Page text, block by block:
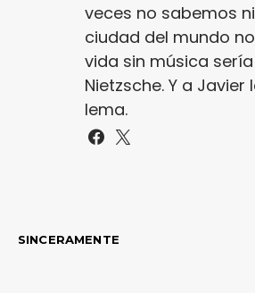
veces no sabemos
ciudad del mundo
vida sin música
Nietzsche. Y a
lema.
SINCERAMENTE